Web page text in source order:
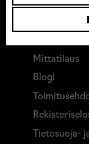
Mittatilaus
Tietosuoja-
Blogi